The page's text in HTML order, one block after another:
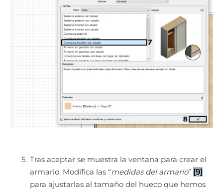
Tras aceptar se muestra la ventana para crear el
armario. Modifica las “medidas del armario” [9]
para ajustarlas al tamaño del hueco que hemos